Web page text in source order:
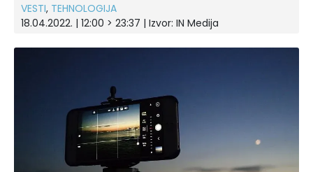
VESTI, TEHNOLOGIJA
18.04.2022. | 12:00 > 23:37 | Izvor: IN Medija